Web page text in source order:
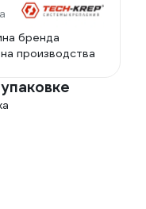
бренда
производства